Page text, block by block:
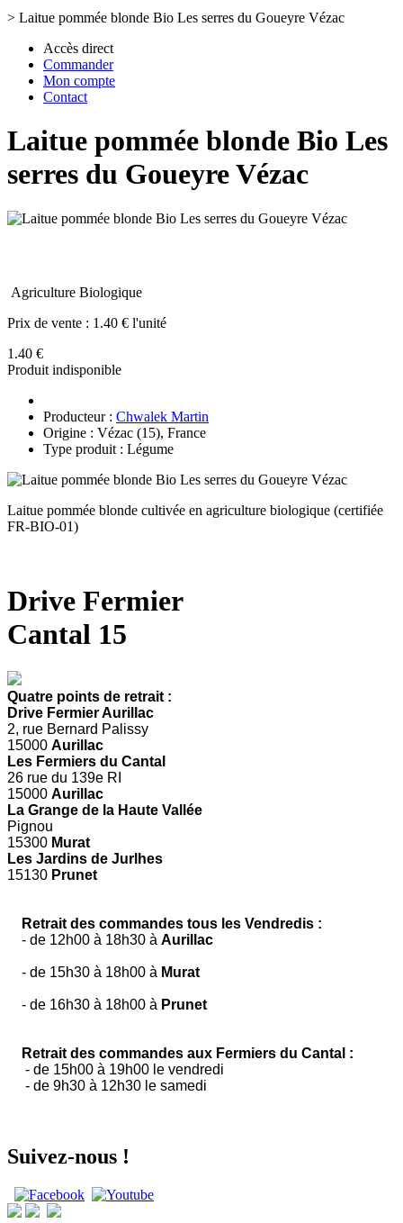
> Laitue pommée blonde Bio Les serres du Goueyre Vézac
Accès direct
Commander
Mon compte
Contact
Laitue pommée blonde Bio Les
serres du Goueyre Vézac
Agriculture Biologique
Prix de vente : 1.40 € l'unité
1.40 €
Produit indisponible
Producteur : Chwalek Martin
Origine : Vézac (15), France
Type produit : Légume
Laitue pommée blonde cultivée en agriculture biologique (certifiée
FR-BIO-01)
Drive Fermier
Cantal 15
Quatre points de retrait :
Drive Fermier Aurillac
2, rue Bernard Palissy
15000 Aurillac
Les Fermiers du Cantal
26 rue du 139e RI
15000 Aurillac
La Grange de la Haute Vallée
Pignou
15300 Murat
Les Jardins de Jurlhes
15130 Prunet
Retrait des commandes tous les Vendredis :
- de 12h00 à 18h30 à Aurillac
- de 15h30 à 18h00 à Murat
- de 16h30 à 18h00 à Prunet
Retrait des commandes aux Fermiers du Cantal :
- de 15h00 à 19h00 le vendredi
- de 9h30 à 12h30 le samedi
Suivez-nous !